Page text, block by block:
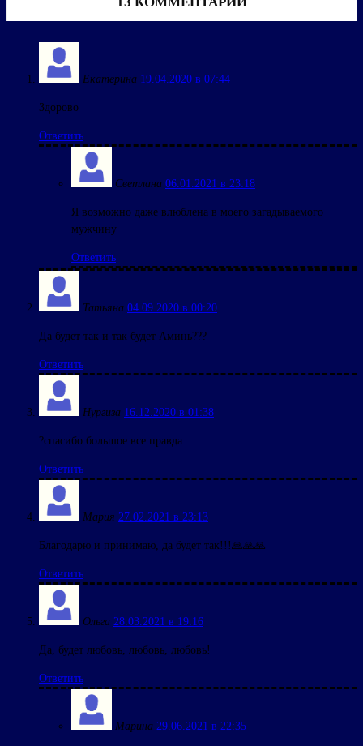
Екатерина 19.04.2020 в 07:44
Здорово
Ответить
Светлана 06.01.2021 в 23:18
Я возможно даже влюблена в моего загадываемого
мужчину
Ответить
Татьяна 04.09.2020 в 00:20
Да будет так и так будет Аминь???
Ответить
Нургиза 16.12.2020 в 01:38
?спасибо большое все правда
Ответить
Мария 27.02.2021 в 23:13
Благодарю и принимаю, да будет так!!!🙏🙏🙏
Ответить
Ольга 28.03.2021 в 19:16
Да, будет любовь, любовь, любовь!
Ответить
Марина 29.06.2021 в 22:35